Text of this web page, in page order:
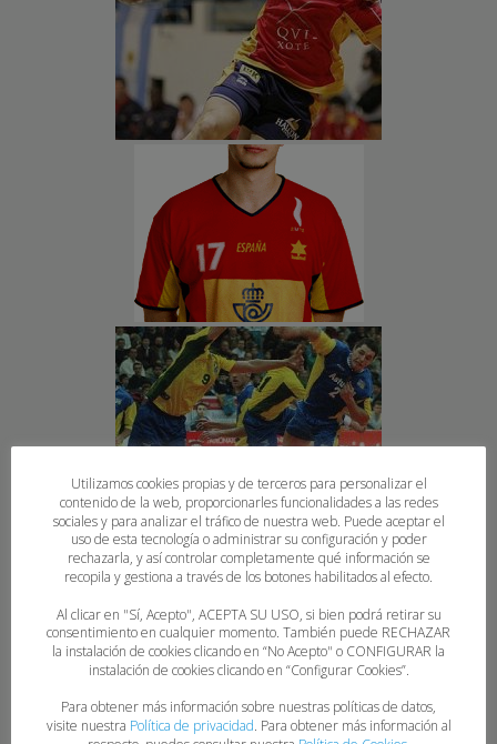
Utilizamos cookies propias y de terceros para personalizar el
contenido de la web, proporcionarles funcionalidades a las redes
sociales y para analizar el tráfico de nuestra web. Puede aceptar el
uso de esta tecnología o administrar su configuración y poder
rechazarla, y así controlar completamente qué información se
recopila y gestiona a través de los botones habilitados al efecto.
Al clicar en "Sí, Acepto", ACEPTA SU USO, si bien podrá retirar su
consentimiento en cualquier momento. También puede RECHAZAR
la instalación de cookies clicando en “No Acepto" o CONFIGURAR la
instalación de cookies clicando en “Configurar Cookies”.
Para obtener más información sobre nuestras políticas de datos,
visite nuestra Política de privacidad. Para obtener más información al